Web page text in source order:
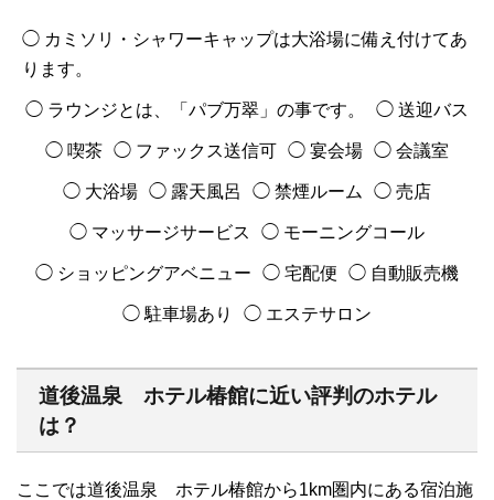
◯ カミソリ・シャワーキャップは大浴場に備え付けてあ
ります。
◯ ラウンジとは、「パブ万翠」の事です。 ◯ 送迎バス
◯ 喫茶 ◯ ファックス送信可 ◯ 宴会場 ◯ 会議室
◯ 大浴場 ◯ 露天風呂 ◯ 禁煙ルーム ◯ 売店
◯ マッサージサービス ◯ モーニングコール
◯ ショッピングアベニュー ◯ 宅配便 ◯ 自動販売機
◯ 駐車場あり ◯ エステサロン
道後温泉 ホテル椿館に近い評判のホテル
は？
ここでは道後温泉 ホテル椿館から1km圏内にある宿泊施